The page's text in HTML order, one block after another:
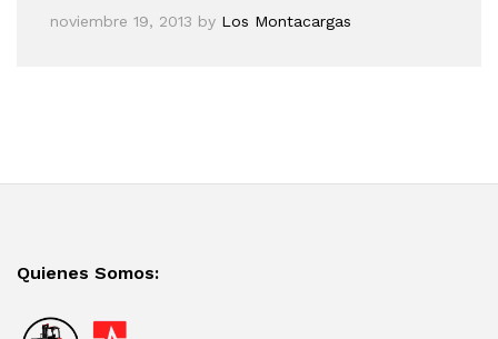
noviembre 19, 2013 by Los Montacargas
Quienes Somos: